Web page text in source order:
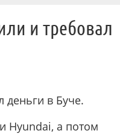
и требовал
в Буче.
Hyundai, а потом